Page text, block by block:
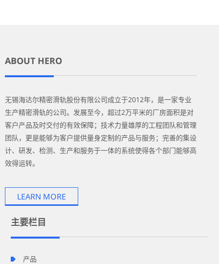
ABOUT HERO
无锡海达尔精密滑轨股份有限公司成立于2012年，是一家专业
生产精密滑轨的公司。发展至今，超过2万平米的厂房面积是对
客户产品及时交付的有效保障；技术力量雄厚的工程团队和管理
团队，更是能够为客户提供量身定制的产品与服务；完善的集设
计、研发、检测、生产和服务于一体的系统使得各个部门能够高
效得运转。
LEARN MORE
主要栏目
产品